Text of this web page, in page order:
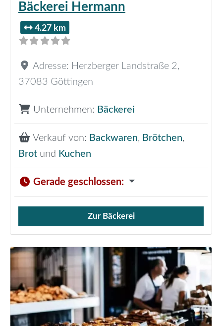
Bäckerei Hermann
4.27 km
Adresse: Herzberger Landstraße 2,
37083 Göttingen
Unternehmen: Bäckerei
Verkauf von: Backwaren, Brötchen,
Brot und Kuchen
Gerade geschlossen:
Verkauf von Brötchen,
Zur Bäckerei